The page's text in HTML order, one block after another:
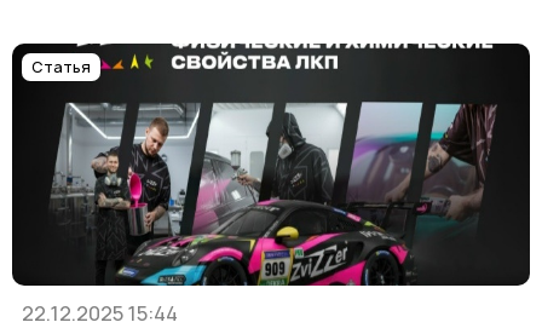
Статья
22.12.2025 15:44